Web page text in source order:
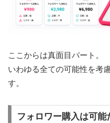
ここからは真面目パート。
いわゆる全ての可能性を考
す。
フォロワー購入は可能